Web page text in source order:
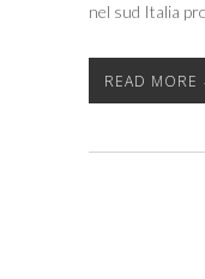
nel sud Italia
READ